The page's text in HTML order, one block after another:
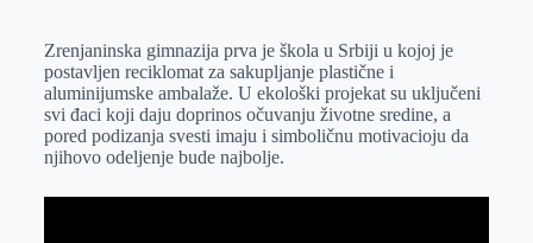
e
r
I
n
s
A
p
p
a
i
l
Zrenjaninska gimnazija prva je škola u Srbiji u kojoj je
postavljen reciklomat za sakupljanje plastične i
aluminijumske ambalaže. U ekološki projekat su uključeni
svi đaci koji daju doprinos očuvanju životne sredine, a
pored podizanja svesti imaju i simboličnu motivacioju da
njihovo odeljenje bude najbolje.